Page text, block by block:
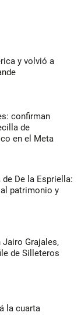
y volvió a
confirman
de
en el Meta
De la Espriella:
patrimonio y
Grajales,
de Silleteros
la cuarta